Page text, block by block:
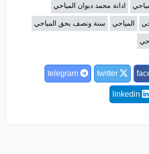
ادانة محمد دبوان المياحي
المياحي سنة ونصف بحق المياحي